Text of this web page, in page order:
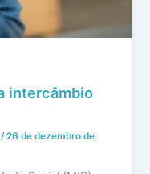
intercâmbio
/26 de dezembro de